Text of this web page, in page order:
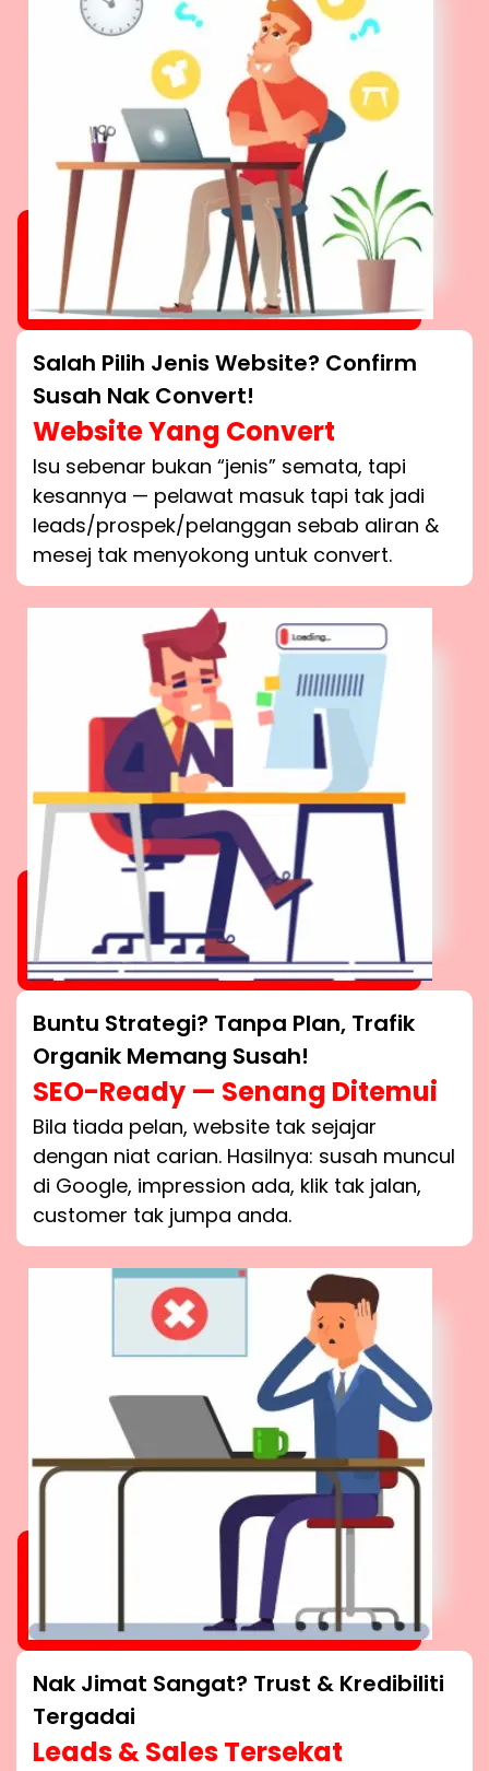
Salah Pilih Jenis Website? Confirm
Susah Nak Convert!
Website Yang Convert
Isu sebenar bukan “jenis” semata, tapi
kesannya — pelawat masuk tapi tak jadi
leads/prospek/pelanggan sebab aliran &
mesej tak menyokong untuk convert.
Buntu Strategi? Tanpa Plan, Trafik
Organik Memang Susah!
SEO-Ready — Senang Ditemui
Bila tiada pelan, website tak sejajar
dengan niat carian. Hasilnya: susah muncul
di Google, impression ada, klik tak jalan,
customer tak jumpa anda.
Nak Jimat Sangat? Trust & Kredibiliti
Tergadai
Leads & Sales Tersekat